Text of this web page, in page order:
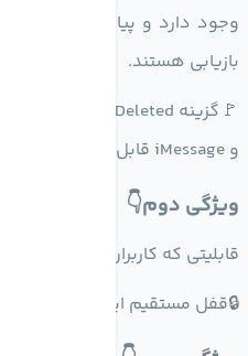
بازیابی هستند.
و iMessage قابل استفاده می‌باشد.
ویژگی دوم👇
قابلیتی که کاربران
🔒قفل مستقیم اپلیکیشن Photo